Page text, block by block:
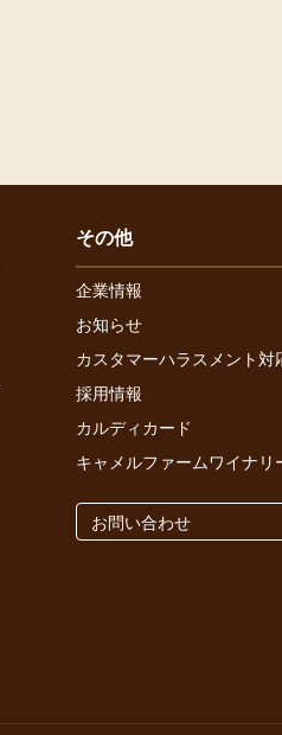
その他
企業情報
お知らせ
カスタマーハラスメント対
採用情報
カルディカード
キャメルファームワイナリ
お問い合わせ